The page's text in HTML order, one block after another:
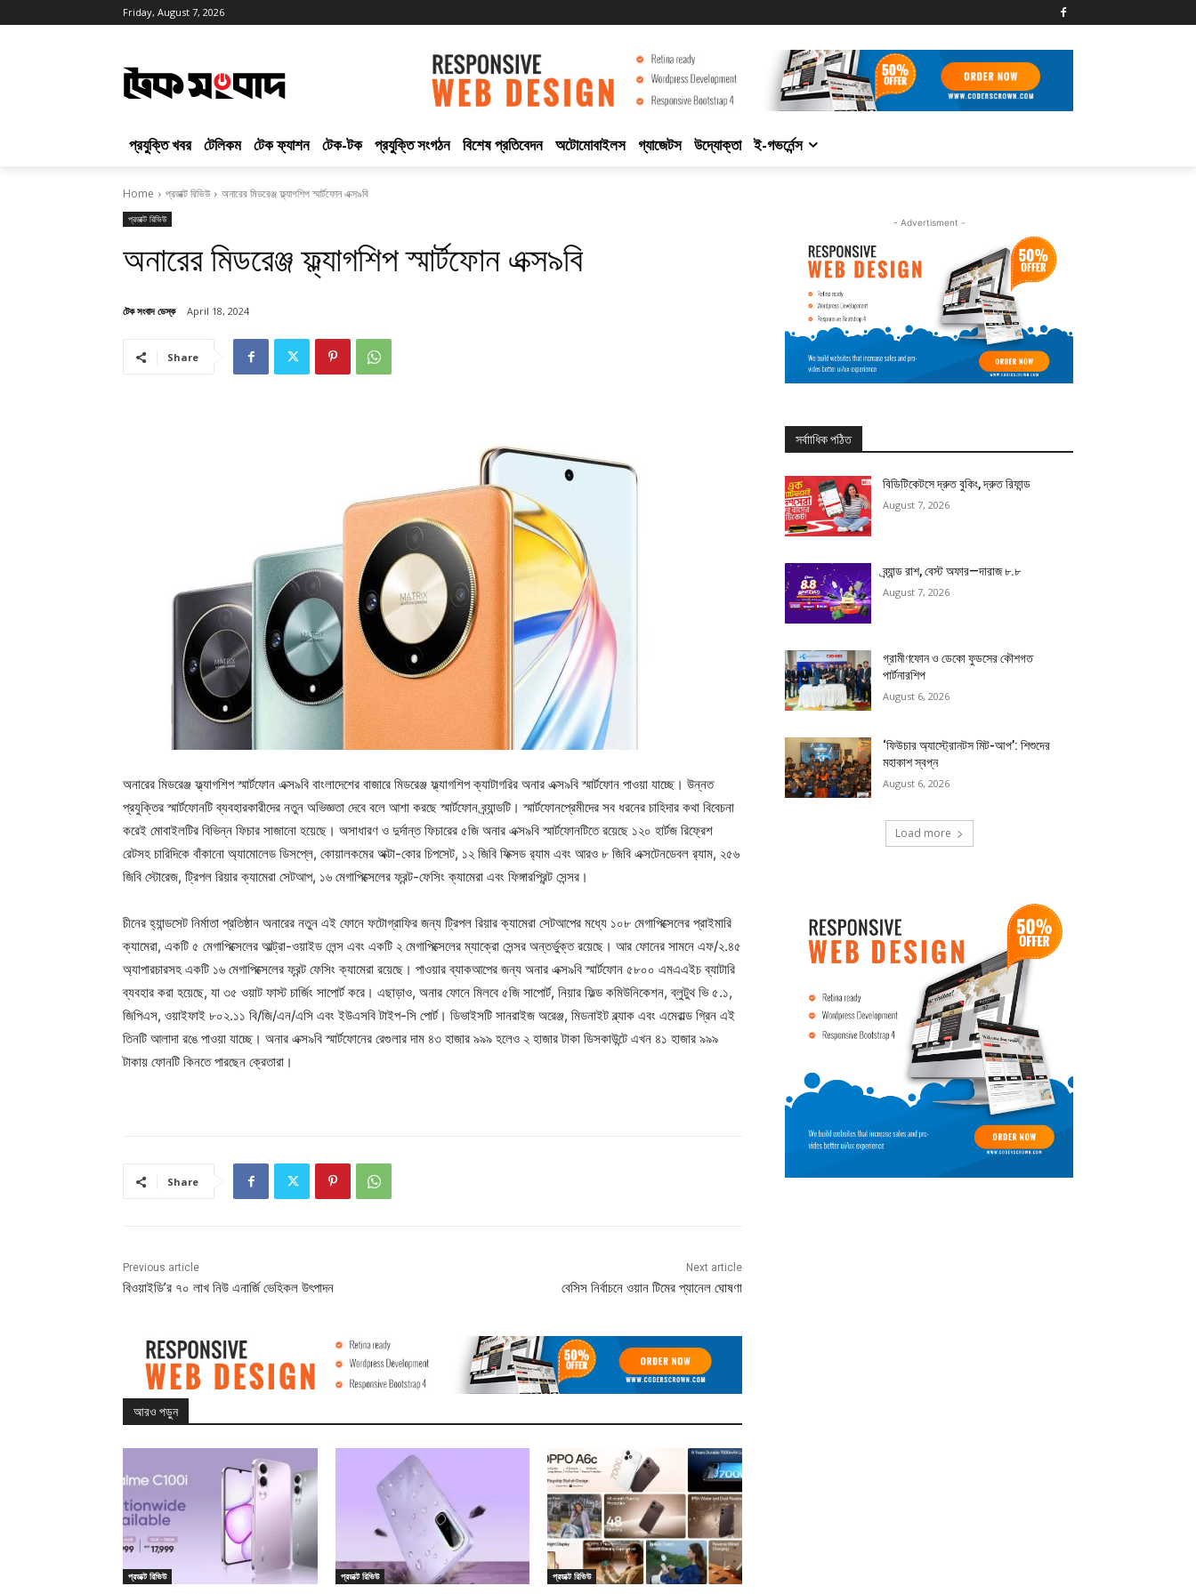
Friday, August 7, 2026
প্রযুক্তি খবর টেলিকম টেক ফ্যাশন টেক-টক প্রযুক্তি সংগঠন বিশেষ প্রতিবেদন অটোমোবাইলস গ্যাজেটস উদ্যোক্তা ই-গভর্নেন্স
Home প্রডাক্ট রিভিউ অনারের মিডরেঞ্জ ফ্ল্যাগশিপ স্মার্টফোন এক্স৯বি
প্রডাক্ট রিভিউ
অনারের মিডরেঞ্জ ফ্ল্যাগশিপ স্মার্টফোন এক্স৯বি
টেক সংবাদ ডেস্ক April 18, 2024
Share
অনারের মিডরেঞ্জ ফ্ল্যাগশিপ স্মার্টফোন এক্স৯বি বাংলাদেশের বাজারে মিডরেঞ্জ ফ্ল্যাগশিপ ক্যাটাগরির অনার এক্স৯বি স্মার্টফোন পাওয়া যাচ্ছে। উন্নত
প্রযুক্তির স্মার্টফোনটি ব্যবহারকারীদের নতুন অভিজ্ঞতা দেবে বলে আশা করছে স্মার্টফোন ব্র্যান্ডটি। স্মার্টফোনপ্রেমীদের সব ধরনের চাহিদার কথা বিবেচনা
করেই মোবাইলটির বিভিন্ন ফিচার সাজানো হয়েছে। অসাধারণ ও দুর্দান্ত ফিচারের ৫জি অনার এক্স৯বি স্মার্টফোনটিতে রয়েছে ১২০ হার্টজ রিফ্রেশ
রেটসহ চারিদিকে বাঁকানো অ্যামোলেড ডিসপ্লে, কোয়ালকমের অক্টা-কোর চিপসেট, ১২ জিবি ফিক্সড র‌্যাম এবং আরও ৮ জিবি এক্সটেনডেবল র‌্যাম, ২৫৬
জিবি স্টোরেজ, ট্রিপল রিয়ার ক্যামেরা সেটআপ, ১৬ মেগাপিক্সেলের ফ্রন্ট-ফেসিং ক্যামেরা এবং ফিঙ্গারপ্রিন্ট সেন্সর।
চীনের হ্যান্ডসেট নির্মাতা প্রতিষ্ঠান অনারের নতুন এই ফোনে ফটোগ্রাফির জন্য ট্রিপল রিয়ার ক্যামেরা সেটআপের মধ্যে ১০৮ মেগাপিক্সেলের প্রাইমারি
ক্যামেরা, একটি ৫ মেগাপিক্সেলের আল্ট্রা-ওয়াইড লেন্স এবং একটি ২ মেগাপিক্সেলের ম্যাক্রো সেন্সর অন্তর্ভুক্ত রয়েছে। আর ফোনের সামনে এফ/২.৪৫
অ্যাপারচারসহ একটি ১৬ মেগাপিক্সেলের ফ্রন্ট ফেসিং ক্যামেরা রয়েছে। পাওয়ার ব্যাকআপের জন্য অনার এক্স৯বি স্মার্টফোন ৫৮০০ এমএএইচ ব্যাটারি
ব্যবহার করা হয়েছে, যা ৩৫ ওয়াট ফাস্ট চার্জিং সাপোর্ট করে। এছাড়াও, অনার ফোনে মিলবে ৫জি সাপোর্ট, নিয়ার ফিল্ড কমিউনিকেশন, ব্লুটুথ ভি ৫.১,
জিপিএস, ওয়াইফাই ৮০২.১১ বি/জি/এন/এসি এবং ইউএসবি টাইপ-সি পোর্ট। ডিভাইসটি সানরাইজ অরেঞ্জ, মিডনাইট ব্ল্যাক এবং এমেরাল্ড গ্রিন এই
তিনটি আলাদা রঙে পাওয়া যাচ্ছে। অনার এক্স৯বি স্মার্টফোনের রেগুলার দাম ৪৩ হাজার ৯৯৯ হলেও ২ হাজার টাকা ডিসকাউন্টে এখন ৪১ হাজার ৯৯৯
টাকায় ফোনটি কিনতে পারছেন ক্রেতারা।
Share
Previous article
বিওয়াইডি’র ৭০ লাখ নিউ এনার্জি ভেহিকল উৎপাদন
Next article
বেসিস নির্বাচনে ওয়ান টিমের প্যানেল ঘোষণা
আরও পড়ুন
প্রডাক্ট রিভিউ প্রডাক্ট রিভিউ প্রডাক্ট রিভিউ
- Advertisment -
সর্বাাধিক পঠিত
বিডিটিকেটসে দ্রুত বুকিং, দ্রুত রিফান্ড
August 7, 2026
ব্র্যান্ড রাশ, বেস্ট অফার—দারাজ ৮.৮
August 7, 2026
গ্রামীণফোন ও ডেকো ফুডসের কৌশগত
পার্টনারশিপ
August 6, 2026
‘ফিউচার অ্যাস্ট্রোনটস মিট-আপ’: শিশুদের
মহাকাশ স্বপ্ন
August 6, 2026
Load more